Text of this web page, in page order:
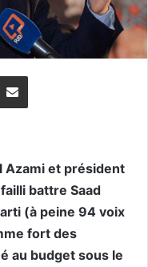
Azami et président
battre Saad
(à peine 94 voix
fort des
au budget sous le